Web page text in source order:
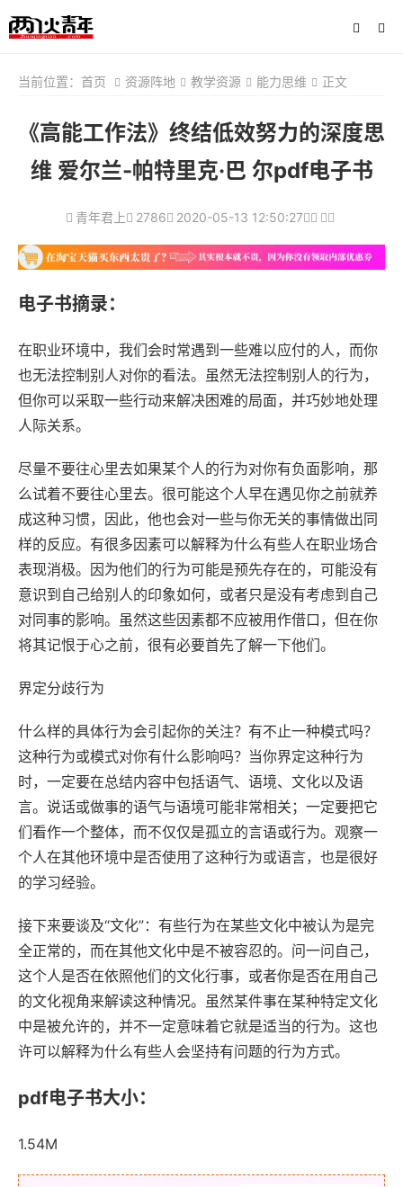
当前位置： 首页 资源阵地 教学资源 能力思维 正文
《高能工作法》终结低效努力的深度思
维 爱尔兰-帕特里克·巴 尔pdf电子书
青年君上 2786 2020-05-13 12:50:27
电子书摘录：
在职业环境中，我们会时常遇到一些难以应付的人，而你
也无法控制别人对你的看法。虽然无法控制别人的行为，
但你可以采取一些行动来解决困难的局面，并巧妙地处理
人际关系。
尽量不要往心里去如果某个人的行为对你有负面影响，那
么试着不要往心里去。很可能这个人早在遇见你之前就养
成这种习惯，因此，他也会对一些与你无关的事情做出同
样的反应。有很多因素可以解释为什么有些人在职业场合
表现消极。因为他们的行为可能是预先存在的，可能没有
意识到自己给别人的印象如何，或者只是没有考虑到自己
对同事的影响。虽然这些因素都不应被用作借口，但在你
将其记恨于心之前，很有必要首先了解一下他们。
界定分歧行为
什么样的具体行为会引起你的关注？有不止一种模式吗？
这种行为或模式对你有什么影响吗？当你界定这种行为
时，一定要在总结内容中包括语气、语境、文化以及语
言。说话或做事的语气与语境可能非常相关；一定要把它
们看作一个整体，而不仅仅是孤立的言语或行为。观察一
个人在其他环境中是否使用了这种行为或语言，也是很好
的学习经验。
接下来要谈及“文化”：有些行为在某些文化中被认为是完
全正常的，而在其他文化中是不被容忍的。问一问自己，
这个人是否在依照他们的文化行事，或者你是否在用自己
的文化视角来解读这种情况。虽然某件事在某种特定文化
中是被允许的，并不一定意味着它就是适当的行为。这也
许可以解释为什么有些人会坚持有问题的行为方式。
pdf电子书大小：
1.54M